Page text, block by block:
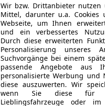
Wir bzw. Drittanbieter nutzen
Mittel, darunter u.a. Cookies
Webseite, um Ihnen
und ein verbessertes
Durch diese erweiterten
Personalisierung
Suchvorgänge bei einem
passende Angebote aus
personalisierte Werbung und
diese auszuwerten. Wir
wenn Sie diese für
Lieblingsfahrzeuge oder